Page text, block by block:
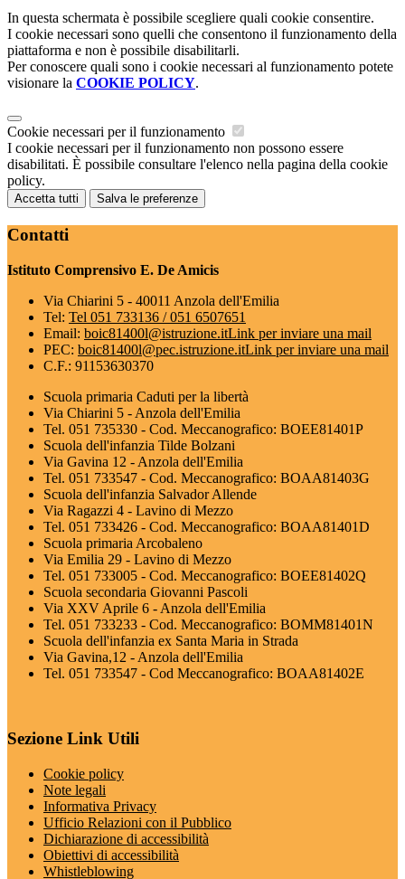
In questa schermata è possibile scegliere quali cookie consentire.
I cookie necessari sono quelli che consentono il funzionamento della
piattaforma e non è possibile disabilitarli.
Per conoscere quali sono i cookie necessari al funzionamento potete
visionare la COOKIE POLICY.
Cookie necessari per il funzionamento
I cookie necessari per il funzionamento non possono essere
disabilitati. È possibile consultare l'elenco nella pagina della cookie
policy.
Accetta tutti Salva le preferenze
Contatti
Istituto Comprensivo E. De Amicis
Via Chiarini 5 - 40011 Anzola dell'Emilia
Tel: Tel 051 733136 / 051 6507651
Email: boic81400l@istruzione.itLink per inviare una mail
PEC: boic81400l@pec.istruzione.itLink per inviare una mail
C.F.: 91153630370
Scuola primaria Caduti per la libertà
Via Chiarini 5 - Anzola dell'Emilia
Tel. 051 735330 - Cod. Meccanografico: BOEE81401P
Scuola dell'infanzia Tilde Bolzani
Via Gavina 12 - Anzola dell'Emilia
Tel. 051 733547 - Cod. Meccanografico: BOAA81403G
Scuola dell'infanzia Salvador Allende
Via Ragazzi 4 - Lavino di Mezzo
Tel. 051 733426 - Cod. Meccanografico: BOAA81401D
Scuola primaria Arcobaleno
Via Emilia 29 - Lavino di Mezzo
Tel. 051 733005 - Cod. Meccanografico: BOEE81402Q
Scuola secondaria Giovanni Pascoli
Via XXV Aprile 6 - Anzola dell'Emilia
Tel. 051 733233 - Cod. Meccanografico: BOMM81401N
Scuola dell'infanzia ex Santa Maria in Strada
Via Gavina,12 - Anzola dell'Emilia
Tel. 051 733547 - Cod Meccanografico: BOAA81402E
Sezione Link Utili
Cookie policy
Note legali
Informativa Privacy
Ufficio Relazioni con il Pubblico
Dichiarazione di accessibilità
Obiettivi di accessibilità
Whistleblowing